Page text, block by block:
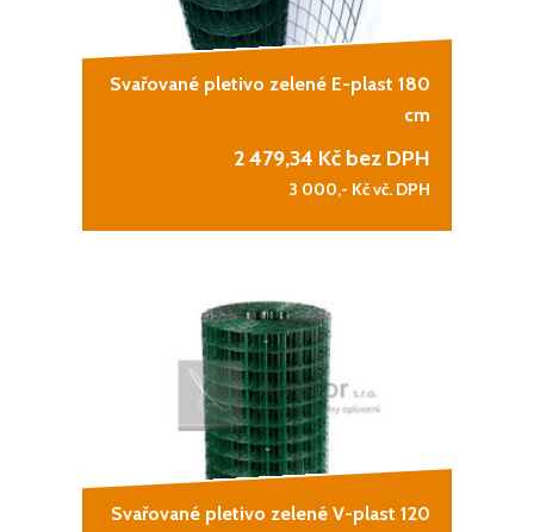
Svařované pletivo zelené E-plast 180
cm
2 479,34 Kč bez DPH
3 000,- Kč vč. DPH
Svařované pletivo zelené V-plast 120